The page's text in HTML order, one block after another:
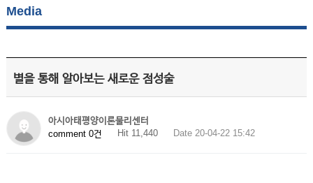
Media
별을 통해 알아보는 새로운 점성술
아시아태평양이론물리센터
comment 0건
Hit 11,440 Date 20-04-22 15:42